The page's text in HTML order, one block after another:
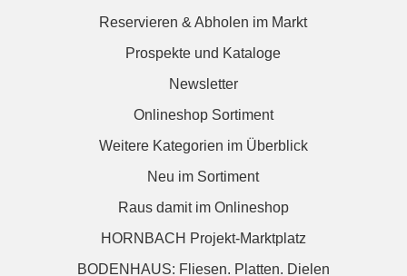
Reservieren & Abholen im Markt
Prospekte und Kataloge
Newsletter
Onlineshop Sortiment
Weitere Kategorien im Überblick
Neu im Sortiment
Raus damit im Onlineshop
HORNBACH Projekt-Marktplatz
BODENHAUS: Fliesen. Platten. Dielen